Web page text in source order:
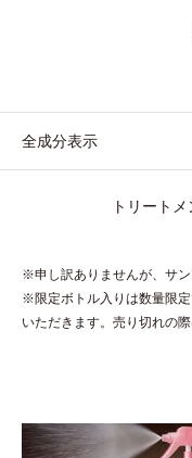
大きく左右する重要な
夜のドライヤー前に使
合＝浸透性毛髪補修成分
湿成分
全成分表示
トリート
※申し訳ありませんが、サン
※限定ボトル入りは数量限
いただきます。売り切れの際